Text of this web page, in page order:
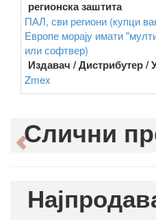
регионска заштита
ПАЛ, сви региони (купци
Европе морају имати
или софтвер)
Издавач / Дистрибутер /
Zmex
Слични
Previous